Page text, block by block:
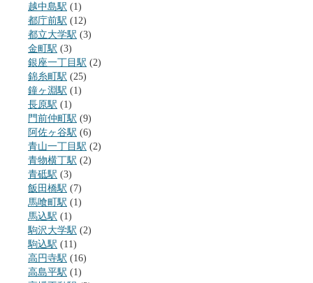
越中島駅 (1)
都庁前駅 (12)
都立大学駅 (3)
金町駅 (3)
銀座一丁目駅 (2)
錦糸町駅 (25)
鐘ヶ淵駅 (1)
長原駅 (1)
門前仲町駅 (9)
阿佐ヶ谷駅 (6)
青山一丁目駅 (2)
青物横丁駅 (2)
青砥駅 (3)
飯田橋駅 (7)
馬喰町駅 (1)
馬込駅 (1)
駒沢大学駅 (2)
駒込駅 (11)
高円寺駅 (16)
高島平駅 (1)